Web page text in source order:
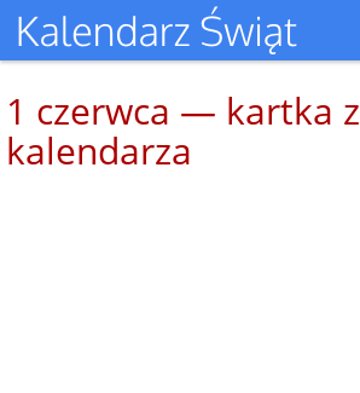
1 czerwca — kartka z
kalendarza